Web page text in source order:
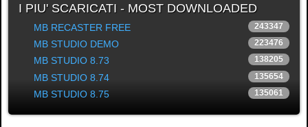
I PIU' SCARICATI - MOST DOWNLOADED
MB RECASTER FREE 243347
MB STUDIO DEMO 223476
MB STUDIO 8.73 138205
MB STUDIO 8.74 135654
MB STUDIO 8.75 135061